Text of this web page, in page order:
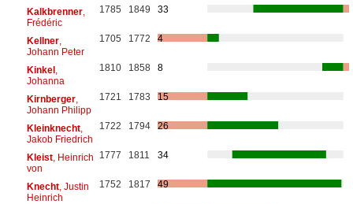
Kalkbrenner,
Frédéric
1785 1849 33
Kellner,
Johann Peter
1705 1772 4
Kinkel,
Johanna
1810 1858 8
Kirnberger,
Johann Philipp
1721 1783 15
Kleinknecht,
Jakob Friedrich
1722 1794 26
Kleist, Heinrich
von
1777 1811 34
Knecht, Justin
Heinrich
1752 1817 49